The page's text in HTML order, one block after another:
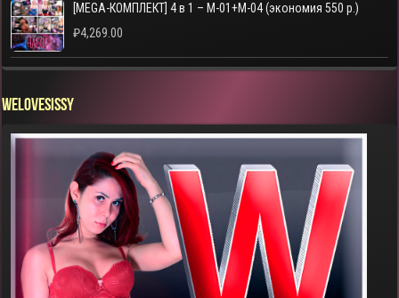
[MEGA-КОМПЛЕКТ] 4 в 1 – M-01+M-04 (экономия 550 р.)
₽4,269.00
WELOVESISSY